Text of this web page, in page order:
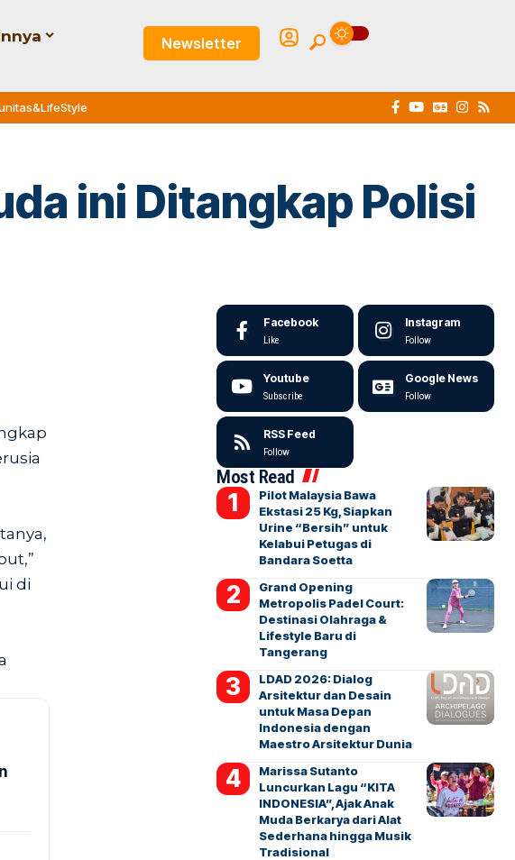
Newsletter
ini Ditangkap Polisi
di
Facebook
Like
Instagram
Follow
Youtube
Subscribe
Google News
Follow
RSS Feed
Follow
Most Read
Pilot Malaysia Bawa
Ekstasi 25 Kg, Siapkan
Urine “Bersih” untuk
Kelabui Petugas di
Bandara Soetta
Grand Opening
Metropolis Padel Court:
Destinasi Olahraga &
Lifestyle Baru di
Tangerang
LDAD 2026: Dialog
Arsitektur dan Desain
untuk Masa Depan
Indonesia dengan
Maestro Arsitektur Dunia
Marissa Sutanto
Luncurkan Lagu “KITA
INDONESIA”, Ajak Anak
Muda Berkarya dari Alat
Sederhana hingga Musik
Tradisional